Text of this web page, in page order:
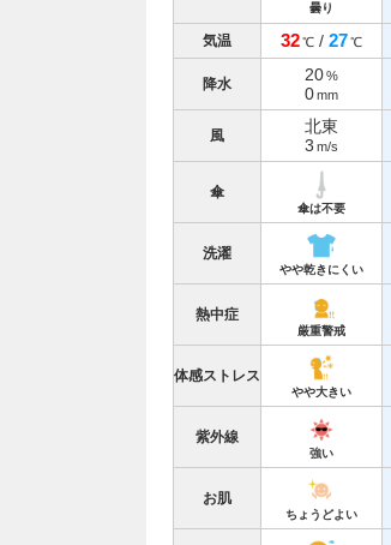
曇り
気温 32℃ / 27℃
降水 20%
0mm
風
北東
3 m/s
傘
傘は不要
洗濯
やや乾きにくい
熱中症
厳重警戒
体感ストレス
やや大きい
紫外線
強い
お肌
ちょうどよい